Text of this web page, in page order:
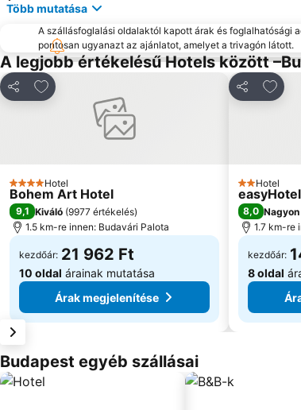
Több mutatása
A szállásfoglalási oldalaktól kapott árak és foglalhatósági
pontosan ugyanazt az ajánlatot, amelyet a trivagón látott.
A legjobb értékelésű Hotels között
Megosztás
Hozzáadás a kedvencekhez
4 Kategória
Hotel
Bohem Art Hotel
9,1 Kiváló (9977 értékelés)
1.5 km-re innen: Budavári Palota
kezdőár: 21 962 Ft
10 oldal árainak mutatása
Árak megjelenítése
Megosztás
2 Kategória
Hotel
8,0 Nagyon
1.7 km-re
kezdőár:
8 oldal
Budapest egyéb szállásai